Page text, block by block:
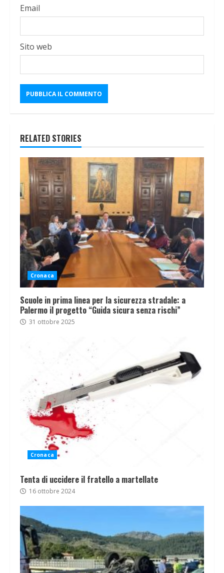
Email
Sito web
RELATED STORIES
Cronaca
Scuole in prima linea per la sicurezza stradale: a
Palermo il progetto “Guida sicura senza rischi”
31 ottobre 2025
Cronaca
Tenta di uccidere il fratello a martellate
16 ottobre 2024